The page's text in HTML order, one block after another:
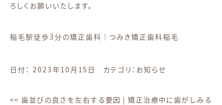
ろしくお願いいたします。
稲毛駅徒歩3分の矯正歯科｜つみき矯正歯科稲毛
日付： 2023年10月15日 カテゴリ： お知らせ
<< 歯並びの良さを左右する要因 |矯正治療中に歯がしみる